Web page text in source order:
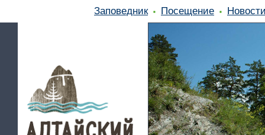
Заповедник Посещение